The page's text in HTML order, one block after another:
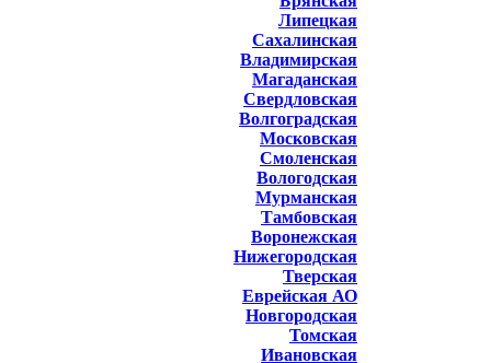
Липецкая
Сахалинская
Владимирская
Магаданская
Свердловская
Волгоградская
Московская
Смоленская
Вологодская
Мурманская
Тамбовская
Воронежская
Нижегородская
Тверская
Еврейская АО
Новгородская
Томская
Ивановская